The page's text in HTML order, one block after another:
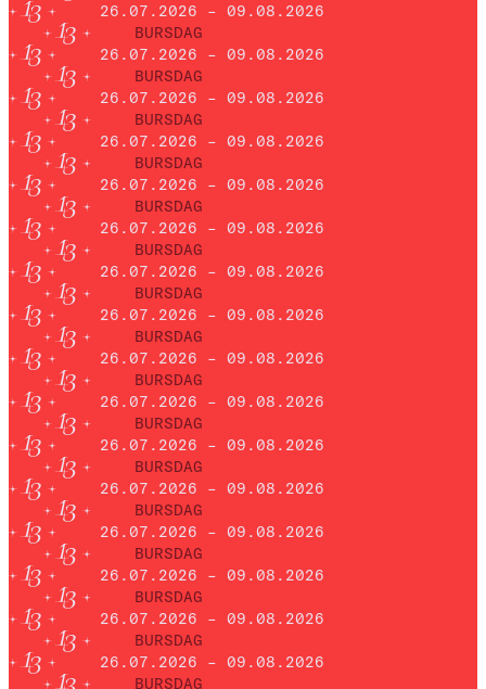
26.07.2026 – 09.08.2026
BURSDAG
26.07.2026 – 09.08.2026
BURSDAG
26.07.2026 – 09.08.2026
BURSDAG
26.07.2026 – 09.08.2026
BURSDAG
26.07.2026 – 09.08.2026
BURSDAG
26.07.2026 – 09.08.2026
BURSDAG
26.07.2026 – 09.08.2026
BURSDAG
26.07.2026 – 09.08.2026
BURSDAG
26.07.2026 – 09.08.2026
BURSDAG
26.07.2026 – 09.08.2026
BURSDAG
26.07.2026 – 09.08.2026
BURSDAG
26.07.2026 – 09.08.2026
BURSDAG
26.07.2026 – 09.08.2026
BURSDAG
26.07.2026 – 09.08.2026
BURSDAG
26.07.2026 – 09.08.2026
BURSDAG
26.07.2026 – 09.08.2026
BURSDAG